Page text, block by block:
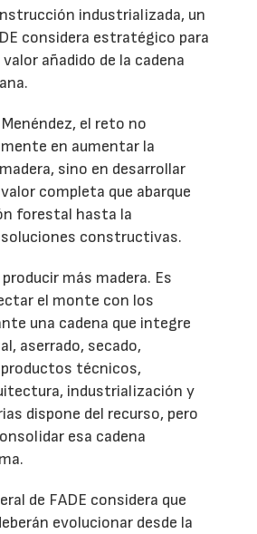
industrializada, un
considera estratégico para
añadido de la cadena
el reto no
en aumentar la
sino en desarrollar
completa que abarque
forestal hasta la
constructivas.
más madera. Es
el monte con los
una cadena que integre
aserrado, secado,
técnicos,
industrialización y
dispone del recurso, pero
esa cadena
de FADE considera que
evolucionar desde la